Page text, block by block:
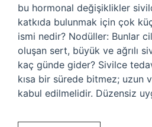
bu hormonal değişiklikler
katkıda bulunmak için çok
ismi nedir? Nodüller: Bunlar
oluşan sert, büyük ve ağrılı
kaç günde gider? Sivilce
kısa bir sürede bitmez; uzun
kabul edilmelidir. Düzensiz